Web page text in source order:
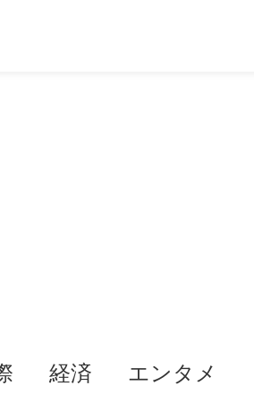
経済 エンタメ